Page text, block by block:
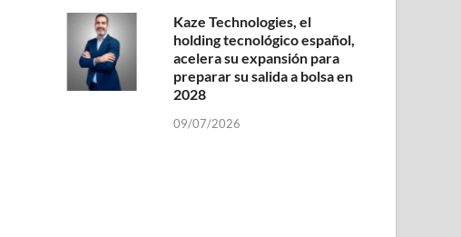
Kaze Technologies, el
holding tecnológico español,
acelera su expansión para
preparar su salida a bolsa en
2028
09/07/2026